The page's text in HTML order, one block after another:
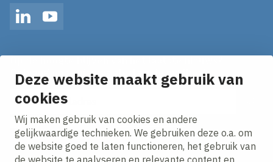
Deze website maakt gebruik van
cookies
Wij maken gebruik van cookies en andere
gelijkwaardige technieken. We gebruiken deze o.a. om
de website goed te laten functioneren, het gebruik van
de website te analyseren en relevante content en
LinkedInYouTube
Ontvang onze nieuws alerts in je mailbox!
E-mailadres
Ik ga akkoord met hetprivacy statement.